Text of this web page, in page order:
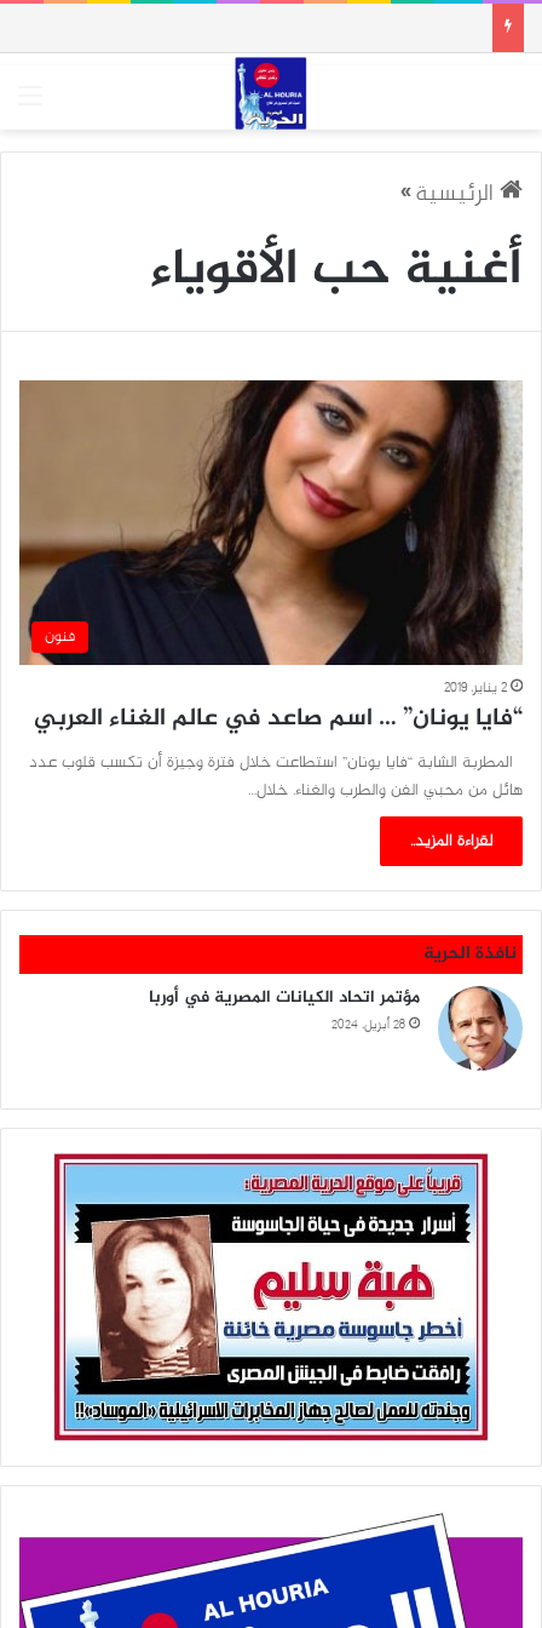
الرئيسية»
أغنية حب الأقوياء
فنون
2 يناير، 2019
“فايا يونان” … اسم صاعد في عالم الغناء العربي
المطربة الشابة “فايا يونان” استطاعت خلال فترة وجيزة أن تكسب قلوب عدد
هائل من محبي الفن والطرب والغناء. خلال…
لقراءة المزيد..
نافذة الحرية
مؤتمر اتحاد الكيانات المصرية في أوربا
28 أبريل، 2024